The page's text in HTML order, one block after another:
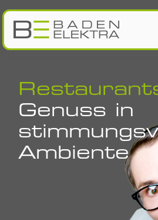
Zum Inhalt springen
Genuss in
Ambiente